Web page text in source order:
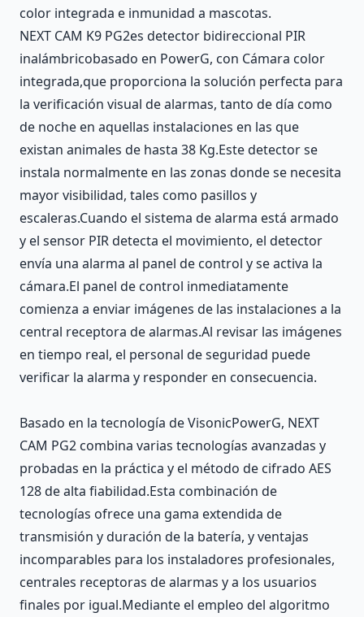
color integrada e inmunidad a mascotas.
NEXT CAM K9 PG2es detector bidireccional PIR
inalámbricobasado en PowerG, con Cámara color
integrada,que proporciona la solución perfecta para
la verificación visual de alarmas, tanto de día como
de noche en aquellas instalaciones en las que
existan animales de hasta 38 Kg.Este detector se
instala normalmente en las zonas donde se necesita
mayor visibilidad, tales como pasillos y
escaleras.Cuando el sistema de alarma está armado
y el sensor PIR detecta el movimiento, el detector
envía una alarma al panel de control y se activa la
cámara.El panel de control inmediatamente
comienza a enviar imágenes de las instalaciones a la
central receptora de alarmas.Al revisar las imágenes
en tiempo real, el personal de seguridad puede
verificar la alarma y responder en consecuencia.
Basado en la tecnología de VisonicPowerG, NEXT
CAM PG2 combina varias tecnologías avanzadas y
probadas en la práctica y el método de cifrado AES
128 de alta fiabilidad.Esta combinación de
tecnologías ofrece una gama extendida de
transmisión y duración de la batería, y ventajas
incomparables para los instaladores profesionales,
centrales receptoras de alarmas y a los usuarios
finales por igual.Mediante el empleo del algoritmo